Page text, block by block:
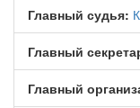
Главный судья:
Главный
Главный